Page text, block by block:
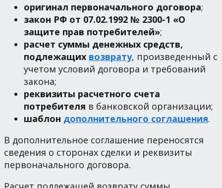
оригинал первоначального договора;
закон РФ от 07.02.1992 № 2300-1 «О
защите прав потребителей»;
расчет суммы денежных средств,
подлежащих возврату, произведенный с
учетом условий договора и требований
закона;
реквизиты расчетного счета
потребителя в банковской организации;
шаблон дополнительного соглашения.
В дополнительное соглашение переносятся
сведения о сторонах сделки и реквизиты
первоначального договора.